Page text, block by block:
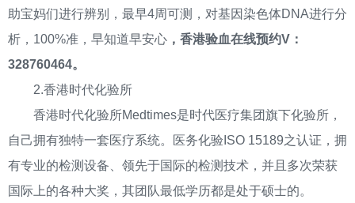
助宝妈们进行辨别，最早4周可测，对基因染色体DNA进行分
析，100%准，早知道早安心 ，香港验血在线预约V：
328760464。
2.香港时代化验所
香港时代化验所Medtimes是时代医疗集团旗下化验所，
自己拥有独特一套医疗系统。医务化验ISO 15189之认证，拥
有专业的检测设备、领先于国际的检测技术，并且多次荣获
国际上的各种大奖，其团队最低学历都是处于硕士的。